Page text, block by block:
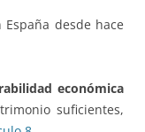
desde hace
económica
suficientes,